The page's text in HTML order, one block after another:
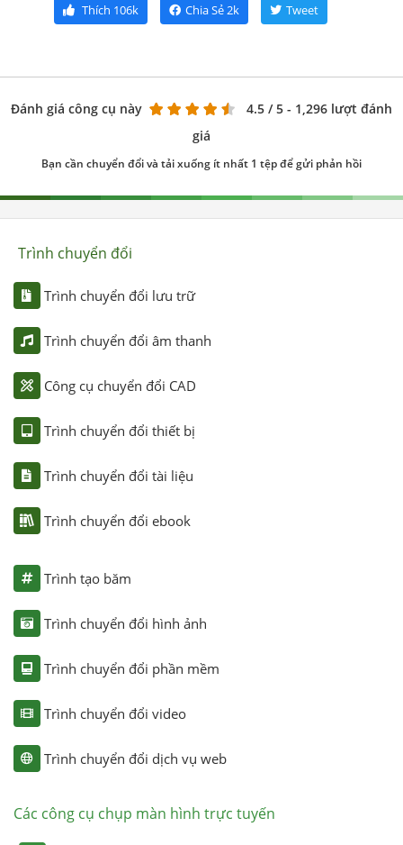
Thích 106k Chia Sẻ2k Tweet
Đánh giá công cụ này 4.5 / 5 - 1,296 lượt đánh
giá
Bạn cần chuyển đổi và tải xuống ít nhất 1 tệp để gửi phản hồi
Trình chuyển đổi
Trình chuyển đổi lưu trữ
Trình chuyển đổi âm thanh
Công cụ chuyển đổi CAD
Trình chuyển đổi thiết bị
Trình chuyển đổi tài liệu
Trình chuyển đổi ebook
Trình tạo băm
Trình chuyển đổi hình ảnh
Trình chuyển đổi phần mềm
Trình chuyển đổi video
Trình chuyển đổi dịch vụ web
Các công cụ chụp màn hình trực tuyến